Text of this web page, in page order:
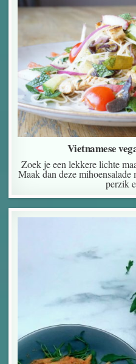
Vietnamese
Zoek je een lekkere lichte
Maak dan deze
perzik